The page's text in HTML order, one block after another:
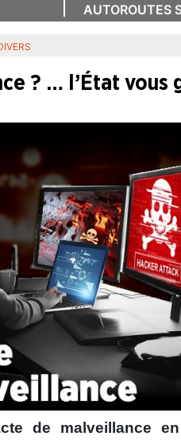
AUTOROUTES
? … l’État vous
de malveillance